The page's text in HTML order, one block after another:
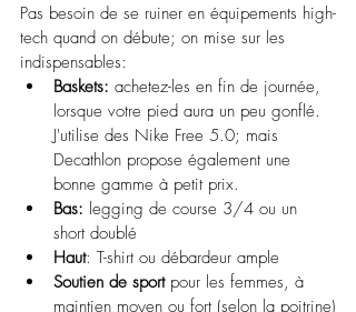
Pas besoin de se ruiner en équipements high-
tech quand on débute; on mise sur les
indispensables:
Baskets: achetez-les en fin de journée,
lorsque votre pied aura un peu gonflé.
J'utilise des Nike Free 5.0; mais
Decathlon propose également une
bonne gamme à petit prix.
Bas: legging de course 3/4 ou un
short doublé
Haut: T-shirt ou débardeur ample
Soutien de sport pour les femmes, à
maintien moyen ou fort (selon la poitrine)